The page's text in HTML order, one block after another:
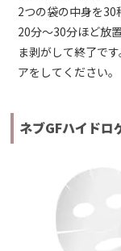
2つの袋の中身を30
20分〜30分ほど放
ま剥がして終了で
アをしてください
ネブGFハイドロ